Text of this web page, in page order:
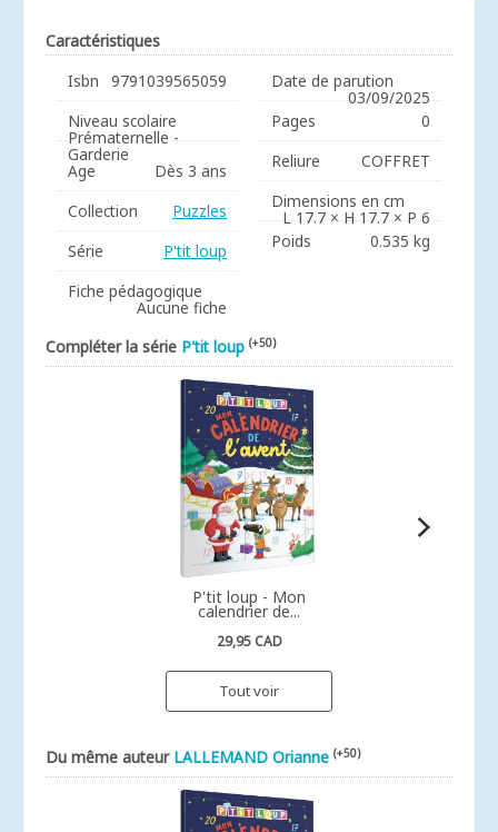
Caractéristiques
Isbn
9791039565059
Niveau scolaire
Prématernelle -
Garderie
Age
Dès 3 ans
Collection
Puzzles
Série
P'tit loup
Fiche pédagogique
Aucune fiche
Date de parution
03/09/2025
Pages
0
Reliure
COFFRET
Dimensions en cm
L 17.7 × H 17.7 × P 6
Poids
0.535 kg
Compléter la série P'tit loup (+50)
P'tit loup - Mon
calendrier de...
29,95 CAD
Tout voir
Du même auteur LALLEMAND Orianne (+50)